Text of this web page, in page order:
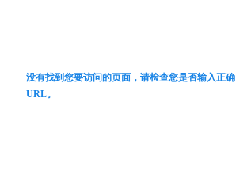
没有找到您要访问的页面，请检查您是否输入正确
URL。